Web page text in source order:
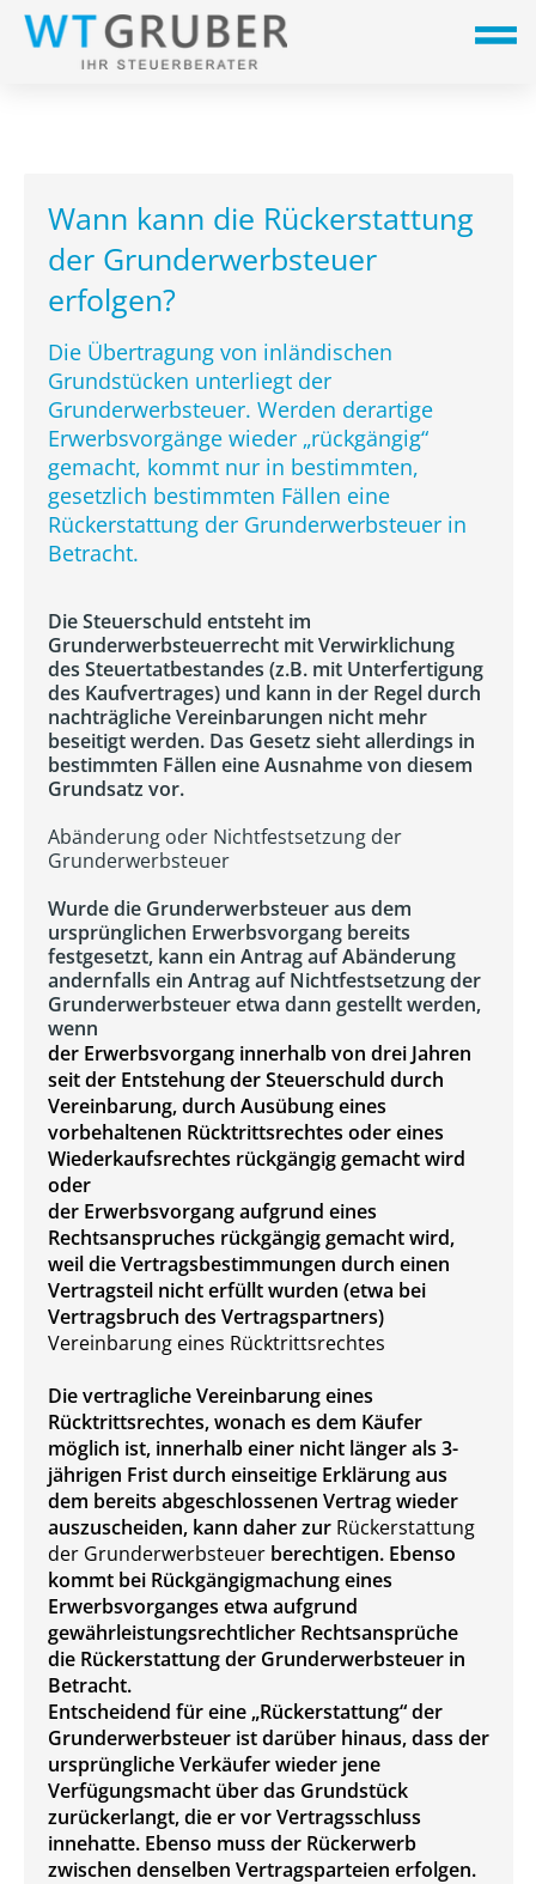
Wann kann die Rückerstattung
der Grunderwerbsteuer
erfolgen?
Die Übertragung von inländischen
Grundstücken unterliegt der
Grunderwerbsteuer. Werden derartige
Erwerbsvorgänge wieder „rückgängig“
gemacht, kommt nur in bestimmten,
gesetzlich bestimmten Fällen eine
Rückerstattung der Grunderwerbsteuer in
Betracht.
Die Steuerschuld entsteht im
Grunderwerbsteuerrecht mit Verwirklichung
des Steuertatbestandes (z.B. mit Unterfertigung
des Kaufvertrages) und kann in der Regel durch
nachträgliche Vereinbarungen nicht mehr
beseitigt werden. Das Gesetz sieht allerdings in
bestimmten Fällen eine Ausnahme von diesem
Grundsatz vor.
Abänderung oder Nichtfestsetzung der
Grunderwerbsteuer
Wurde die Grunderwerbsteuer aus dem
ursprünglichen Erwerbsvorgang bereits
festgesetzt, kann ein Antrag auf Abänderung
andernfalls ein Antrag auf Nichtfestsetzung der
Grunderwerbsteuer etwa dann gestellt werden,
wenn
der Erwerbsvorgang innerhalb von drei Jahren
seit der Entstehung der Steuerschuld durch
Vereinbarung, durch Ausübung eines
vorbehaltenen Rücktrittsrechtes oder eines
Wiederkaufsrechtes rückgängig gemacht wird
oder
der Erwerbsvorgang aufgrund eines
Rechtsanspruches rückgängig gemacht wird,
weil die Vertragsbestimmungen durch einen
Vertragsteil nicht erfüllt wurden (etwa bei
Vertragsbruch des Vertragspartners)
Vereinbarung eines Rücktrittsrechtes
Die vertragliche Vereinbarung eines
Rücktrittsrechtes, wonach es dem Käufer
möglich ist, innerhalb einer nicht länger als 3-
jährigen Frist durch einseitige Erklärung aus
dem bereits abgeschlossenen Vertrag wieder
auszuscheiden, kann daher zur Rückerstattung
der Grunderwerbsteuer berechtigen. Ebenso
kommt bei Rückgängigmachung eines
Erwerbsvorganges etwa aufgrund
gewährleistungsrechtlicher Rechtsansprüche
die Rückerstattung der Grunderwerbsteuer in
Betracht.
Entscheidend für eine „Rückerstattung“ der
Grunderwerbsteuer ist darüber hinaus, dass der
ursprüngliche Verkäufer wieder jene
Verfügungsmacht über das Grundstück
zurückerlangt, die er vor Vertragsschluss
innehatte. Ebenso muss der Rückerwerb
zwischen denselben Vertragsparteien erfolgen.